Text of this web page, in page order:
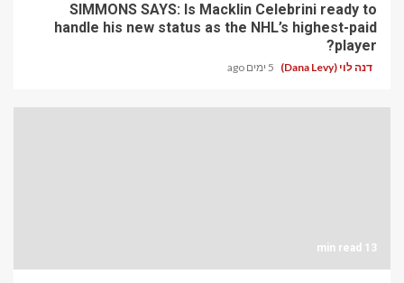
SIMMONS SAYS: Is Macklin Celebrini ready to
handle his new status as the NHL’s highest-paid
player?
דנה לוי (Dana Levy) 5 ימים ago
13 min read